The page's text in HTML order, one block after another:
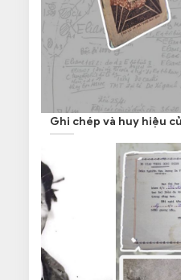
Ghi chép và huy hiệu